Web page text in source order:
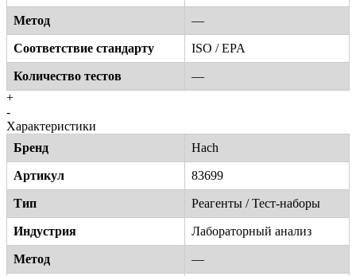
Метод —
Соответствие стандарту ISO / EPA
Количество тестов
—
+
-
Характеристики
Бренд
Hach
Артикул 83699
Тип Реагенты / Тест-наборы
Индустрия Лабораторный анализ
Метод —